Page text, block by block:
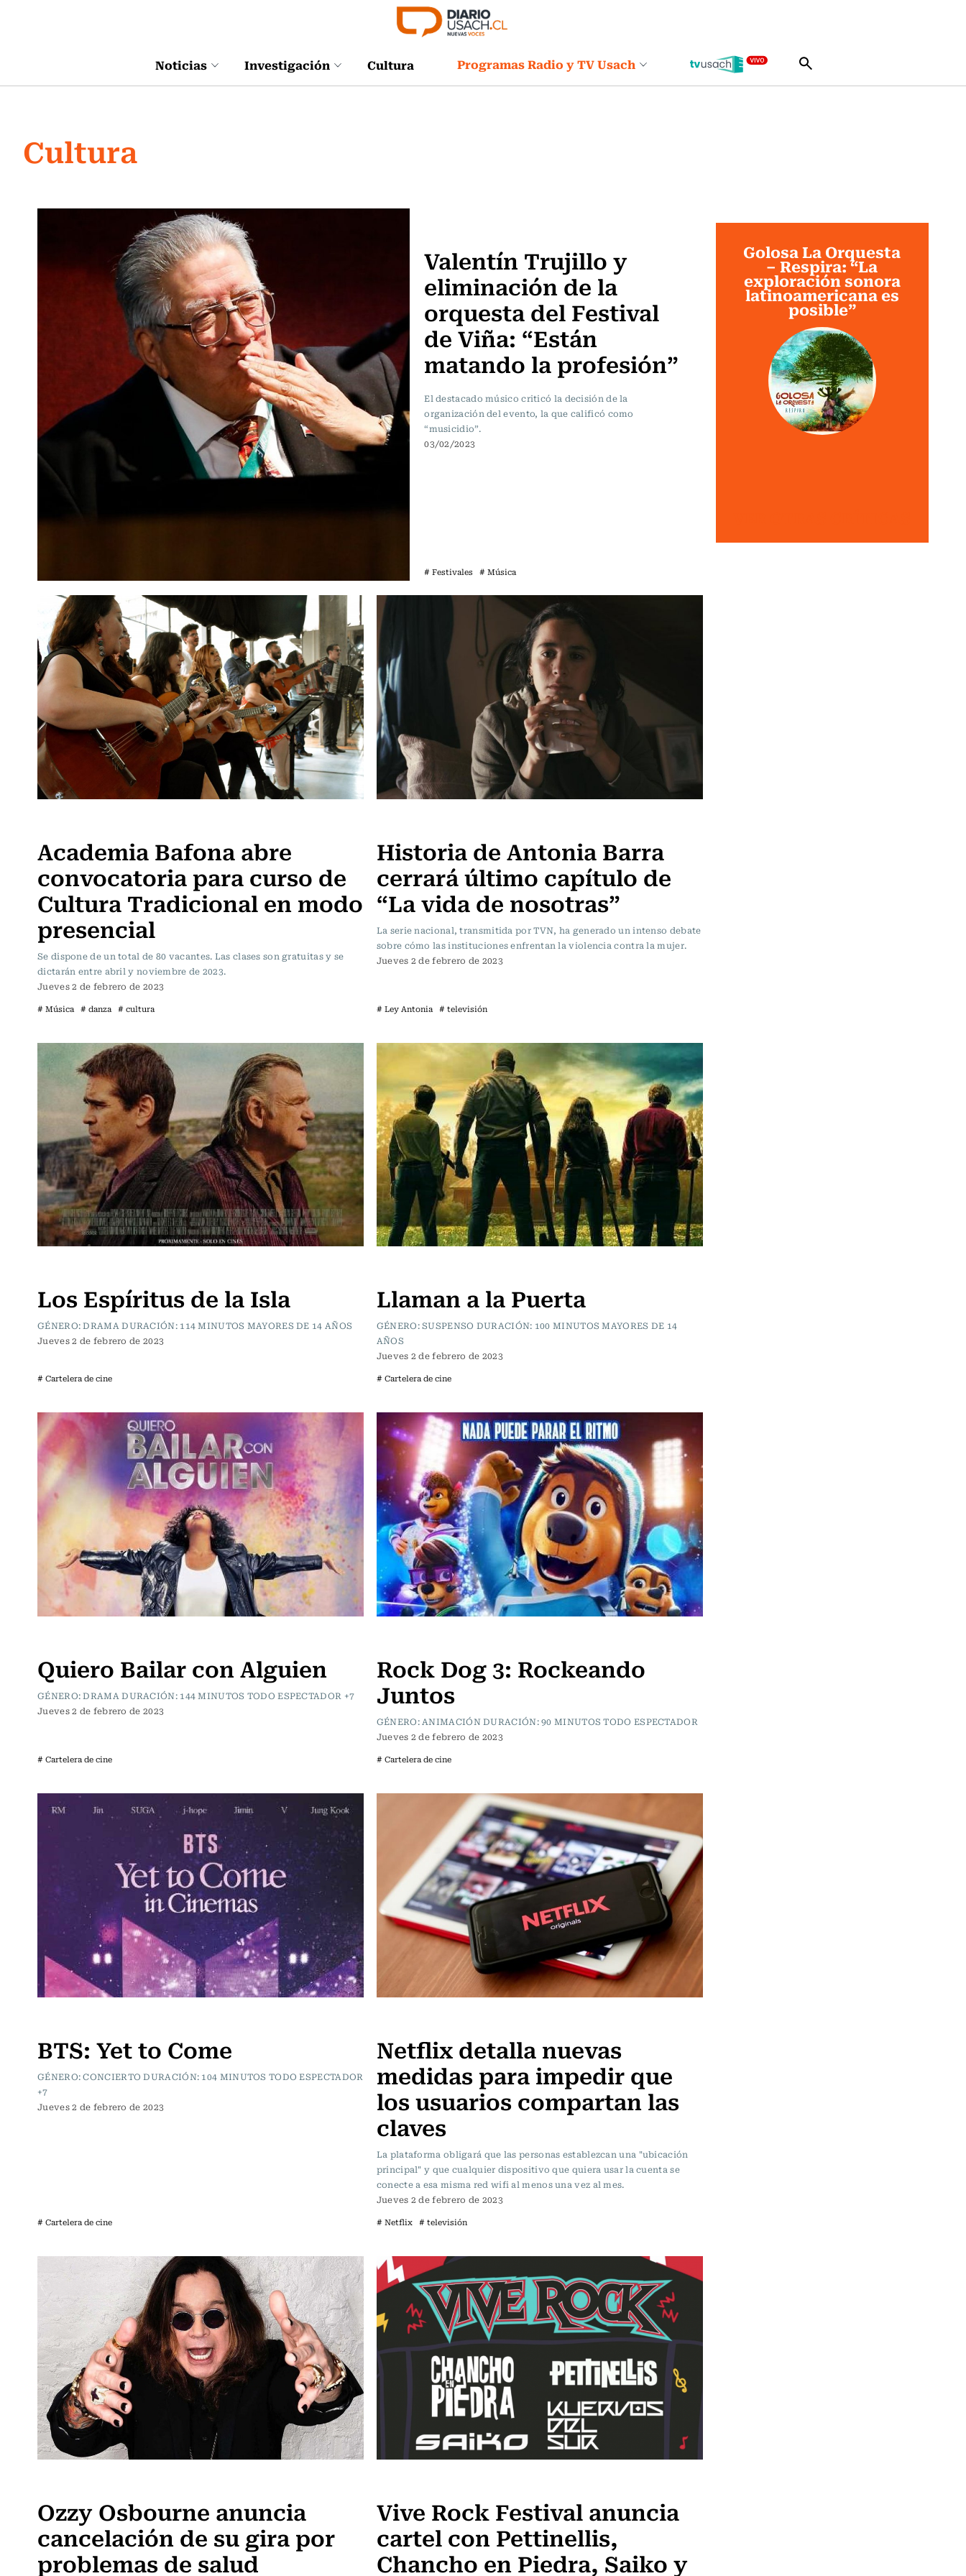
Noticias Investigación Cultura Programas Radio y TV Usach
Cultura
Valentín Trujillo y
eliminación de la
orquesta del Festival
de Viña: “Están
matando la profesión”
El destacado músico criticó la decisión de la
organización del evento, la que calificó como
“musicidio”.
03/02/2023
# Festivales # Música
Academia Bafona abre
convocatoria para curso de
Cultura Tradicional en modo
presencial
Se dispone de un total de 80 vacantes. Las clases son gratuitas y se
dictarán entre abril y noviembre de 2023.
Jueves 2 de febrero de 2023
# Música # danza # cultura
Historia de Antonia Barra
cerrará último capítulo de
“La vida de nosotras”
La serie nacional, transmitida por TVN, ha generado un intenso debate
sobre cómo las instituciones enfrentan la violencia contra la mujer.
Jueves 2 de febrero de 2023
# Ley Antonia # televisión
Los Espíritus de la Isla
GÉNERO: DRAMA DURACIÓN: 114 MINUTOS MAYORES DE 14 AÑOS
Jueves 2 de febrero de 2023
# Cartelera de cine
Llaman a la Puerta
GÉNERO: SUSPENSO DURACIÓN: 100 MINUTOS MAYORES DE 14
AÑOS
Jueves 2 de febrero de 2023
# Cartelera de cine
Quiero Bailar con Alguien
GÉNERO: DRAMA DURACIÓN: 144 MINUTOS TODO ESPECTADOR +7
Jueves 2 de febrero de 2023
# Cartelera de cine
Rock Dog 3: Rockeando
Juntos
GÉNERO: ANIMACIÓN DURACIÓN: 90 MINUTOS TODO ESPECTADOR
Jueves 2 de febrero de 2023
# Cartelera de cine
BTS: Yet to Come
GÉNERO: CONCIERTO DURACIÓN: 104 MINUTOS TODO ESPECTADOR
+7
Jueves 2 de febrero de 2023
# Cartelera de cine
Netflix detalla nuevas
medidas para impedir que
los usuarios compartan las
claves
La plataforma obligará que las personas establezcan una "ubicación
principal" y que cualquier dispositivo que quiera usar la cuenta se
conecte a esa misma red wifi al menos una vez al mes.
Jueves 2 de febrero de 2023
# Netflix # televisión
Ozzy Osbourne anuncia
cancelación de su gira por
problemas de salud
Vive Rock Festival anuncia
cartel con Pettinellis,
Chancho en Piedra, Saiko y
Golosa La Orquesta
– Respira: “La
exploración sonora
latinoamericana es
posible”